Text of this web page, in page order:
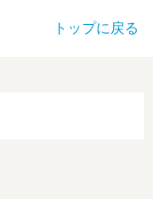
トップに戻る